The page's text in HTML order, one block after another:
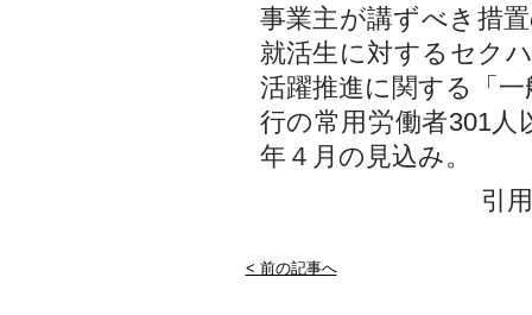
事業主が講ずべき措
就活生に対するセク
活躍推進に関する「
行の常用労働者301
年４月の見込み。
引
< 前の記事へ